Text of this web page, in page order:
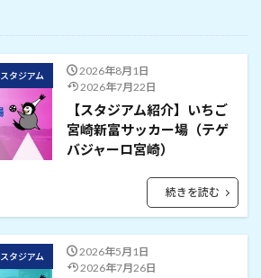
スタジアム
2026年8月1日
2026年7月22日
【スタジアム紹介】いちご
宮崎新富サッカー場（テゲ
バジャーロ宮崎）
続きを読む
スタジアム
2026年5月1日
2026年7月26日